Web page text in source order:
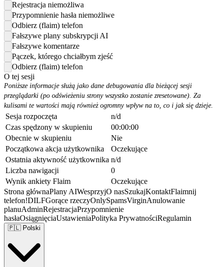
Rejestracja niemożliwa
Przypomnienie hasła niemożliwe
Odbierz (flaim) telefon
Fałszywe plany subskrypcji AI
Fałszywe komentarze
Pączek, którego chciałbym zjeść
Odbierz (flaim) telefon
O tej sesji
Poniższe informacje służą jako dane debugowania dla bieżącej sesji
przeglądarki (po odświeżeniu strony wszystko zostanie zresetowane). Za
kulisami te wartości mają również ogromny wpływ na to, co i jak się dzieje.
Sesja rozpoczęta
n/d
Czas spędzony w skupieniu
00:00:00
Obecnie w skupieniu
Nie
Początkowa akcja użytkownika
Oczekujące
Ostatnia aktywność użytkownika n/d
Liczba nawigacji
0
Wynik ankiety Flaim
Oczekujące
Strona głównaPlany AIWesprzyjO nasSzukajKontaktFlaimnij
telefon!DILFGorące rzeczyOnlySpamsVirginAnulowanie
planuAdminRejestracjaPrzypomnienie
hasłaOsiągnięciaUstawieniaPolityka PrywatnościRegulamin
🇵🇱 Polski